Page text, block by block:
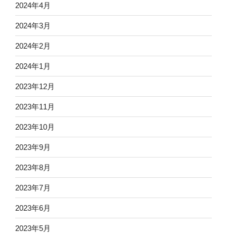
2024年4月
2024年3月
2024年2月
2024年1月
2023年12月
2023年11月
2023年10月
2023年9月
2023年8月
2023年7月
2023年6月
2023年5月